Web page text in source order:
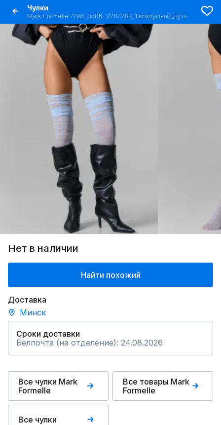
Чулки
Mark Formelle 228K-3586-1/26228K-1 воздушный_путь
Нет в наличии
Найти похожий
Доставка
Минск
Сроки доставки
Белпочта (на отделение): 24.08.2026
Все чулки Mark
Formelle
Все товары Mark
Formelle
Все чулки